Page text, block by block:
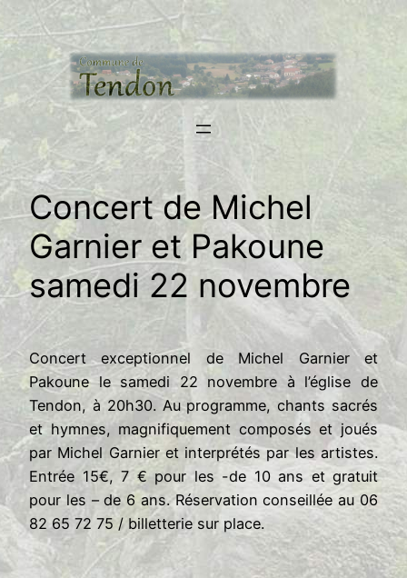
Aller
au
contenu
Concert de Michel
Garnier et Pakoune
samedi 22 novembre
Concert exceptionnel de Michel Garnier et
Pakoune le samedi 22 novembre à l’église de
Tendon, à 20h30. Au programme, chants sacrés
et hymnes,magnifiquement composés et joués
par Michel Garnier et interprétés par les artistes.
Entrée 15€, 7 € pour les -de 10 ans et gratuit
pour les – de 6 ans. Réservation conseillée au 06
82 65 72 75 / billetterie sur place.